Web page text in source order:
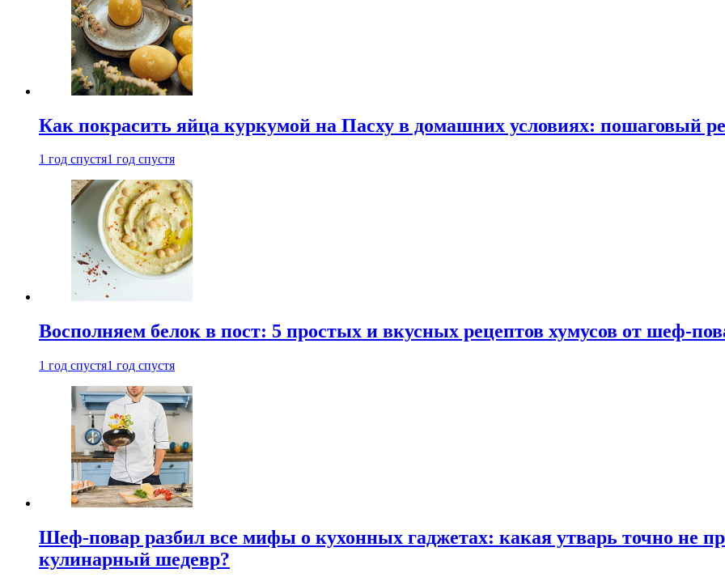
Как покрасить яйца куркумой на Пасху в домашних условиях: пошаговый
1 год спустя1 год спустя
Восполняем белок в пост: 5 простых и вкусных рецептов хумусов от шеф-
1 год спустя1 год спустя
Шеф-повар разбил все мифы о кухонных гаджетах: какая утварь точно не
кулинарный шедевр?